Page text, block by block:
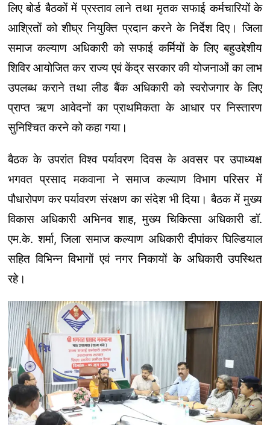
लिए बोर्ड बैठकों में प्रस्ताव लाने तथा मृतक सफाई कर्मचारियों के
आश्रितों को शीघ्र नियुक्ति प्रदान करने के निर्देश दिए। जिला
समाज कल्याण अधिकारी को सफाई कर्मियों के लिए बहुउद्देशीय
शिविर आयोजित कर राज्य एवं केंद्र सरकार की योजनाओं का लाभ
उपलब्ध कराने तथा लीड बैंक अधिकारी को स्वरोजगार के लिए
प्राप्त ऋण आवेदनों का प्राथमिकता के आधार पर निस्तारण
सुनिश्चित करने को कहा गया।
बैठक के उपरांत विश्व पर्यावरण दिवस के अवसर पर उपाध्यक्ष
भगवत प्रसाद मकवाना ने समाज कल्याण विभाग परिसर में
पौधारोपण कर पर्यावरण संरक्षण का संदेश भी दिया। बैठक में मुख्य
विकास अधिकारी अभिनव शाह, मुख्य चिकित्सा अधिकारी डॉ.
एम.के. शर्मा, जिला समाज कल्याण अधिकारी दीपांकर घिल्डियाल
सहित विभिन्न विभागों एवं नगर निकायों के अधिकारी उपस्थित
रहे।